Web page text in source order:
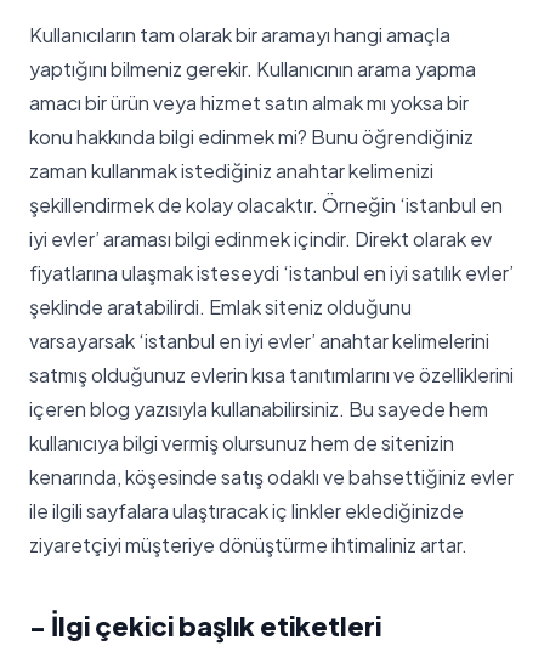
Kullanıcıların tam olarak bir aramayı hangi amaçla
yaptığını bilmeniz gerekir. Kullanıcının arama yapma
amacı bir ürün veya hizmet satın almak mı yoksa bir
konu hakkında bilgi edinmek mi? Bunu öğrendiğiniz
zaman kullanmak istediğiniz anahtar kelimenizi
şekillendirmek de kolay olacaktır. Örneğin ‘istanbul en
iyi evler’ araması bilgi edinmek içindir. Direkt olarak ev
fiyatlarına ulaşmak isteseydi ‘istanbul en iyi satılık evler’
şeklinde aratabilirdi. Emlak siteniz olduğunu
varsayarsak ‘istanbul en iyi evler’ anahtar kelimelerini
satmış olduğunuz evlerin kısa tanıtımlarını ve özelliklerini
içeren blog yazısıyla kullanabilirsiniz. Bu sayede hem
kullanıcıya bilgi vermiş olursunuz hem de sitenizin
kenarında, köşesinde satış odaklı ve bahsettiğiniz evler
ile ilgili sayfalara ulaştıracak iç linkler eklediğinizde
ziyaretçiyi müşteriye dönüştürme ihtimaliniz artar.
- İlgi çekici başlık etiketleri